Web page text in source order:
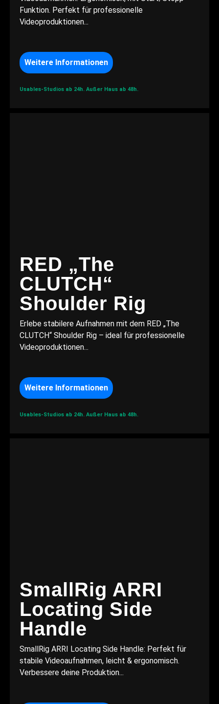
Funktion. Perfekt für professionelle
Videoproduktionen...
Weitere Informationen
Usables-Studios ab 24h. Außer Haus ab 48h.
RED „The
CLUTCH“
Shoulder Rig
Erlebe stabilere Aufnahmen mit dem RED „The
CLUTCH“ Shoulder Rig – ideal für professionelle
Videoproduktionen...
Weitere Informationen
Usables-Studios ab 24h. Außer Haus ab 48h.
SmallRig ARRI
Locating Side
Handle
SmallRig ARRI Locating Side Handle: Perfekt für
stabile Videoaufnahmen, leicht & ergonomisch.
Verbessere deine Produktion...